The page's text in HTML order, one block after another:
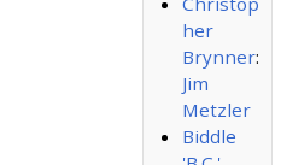
her
Brynner:
Jim
Metzler
Biddle